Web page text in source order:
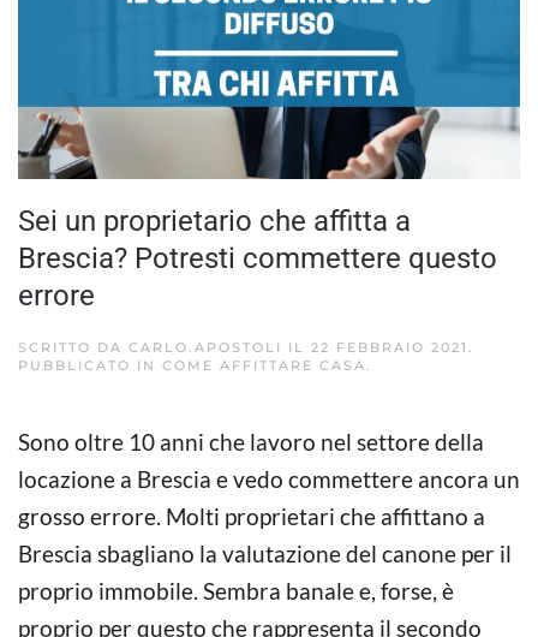
Sei un proprietario che affitta a
Brescia? Potresti commettere questo
errore
SCRITTO DA CARLO.APOSTOLI IL 22 FEBBRAIO 2021
PUBBLICATO IN COME AFFITTARE CASA
Sono oltre 10 anni che lavoro nel settore della
locazione a Brescia e vedo commettere ancora un
grosso errore. Molti proprietari che affittano a
Brescia sbagliano la valutazione del canone per il
proprio immobile. Sembra banale e, forse, è
proprio per questo che rappresenta il secondo